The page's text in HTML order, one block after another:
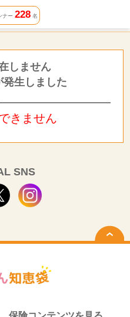
ナー 228名
しません
発生しました
きません
SNS